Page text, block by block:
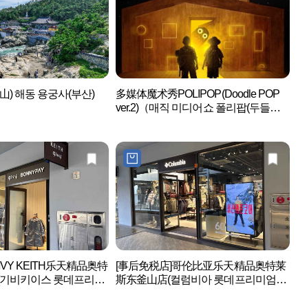
) 해동 용궁사(부산)
多媒体魔术秀POLIPOP(Doodle POP
ver.2)（매직 미디어쇼 폴리팝(두들팝
KEITH乐天精品奥特
비키이스 롯데프리미
[事后免税店]哥伦比亚乐天精品奥特莱
斯东釜山店(컬럼비아 롯데프리미엄아